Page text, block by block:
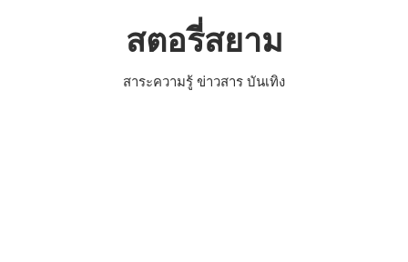
สตอรี่สยาม
สาระความรู้ ข่าวสาร บันเทิง